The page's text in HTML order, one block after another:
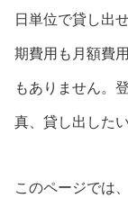
日単位で貸し出
期費用も月額費
もありません。
真、貸し出した
このページでは、